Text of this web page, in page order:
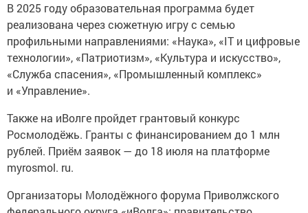
В 2025 году образовательная программа будет
реализована через сюжетную игру с семью
профильными направлениями: «Наука», «IT и цифровые
технологии», «Патриотизм», «Культура и искусство»,
«Служба спасения», «Промышленный комплекс»
и «Управление».
Также на иВолге пройдет грантовый конкурс
Росмолодёжь. Гранты с финансированием до 1 млн
рублей. Приём заявок — до 18 июля на платформе
myrosmol. ru.
Организаторы Молодёжного форума Приволжского